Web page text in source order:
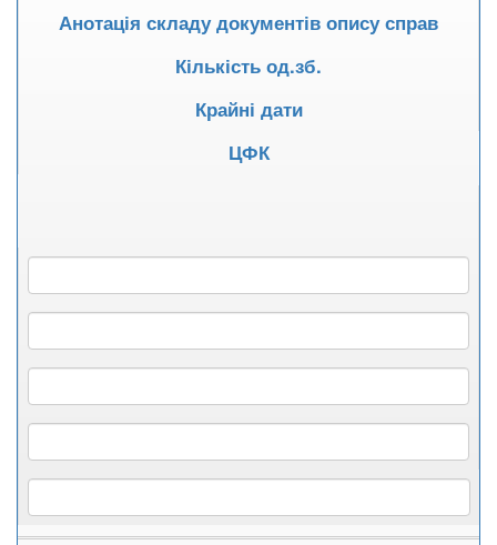
Анотація складу документів опису справ
Кількість од.зб.
Крайні дати
ЦФК